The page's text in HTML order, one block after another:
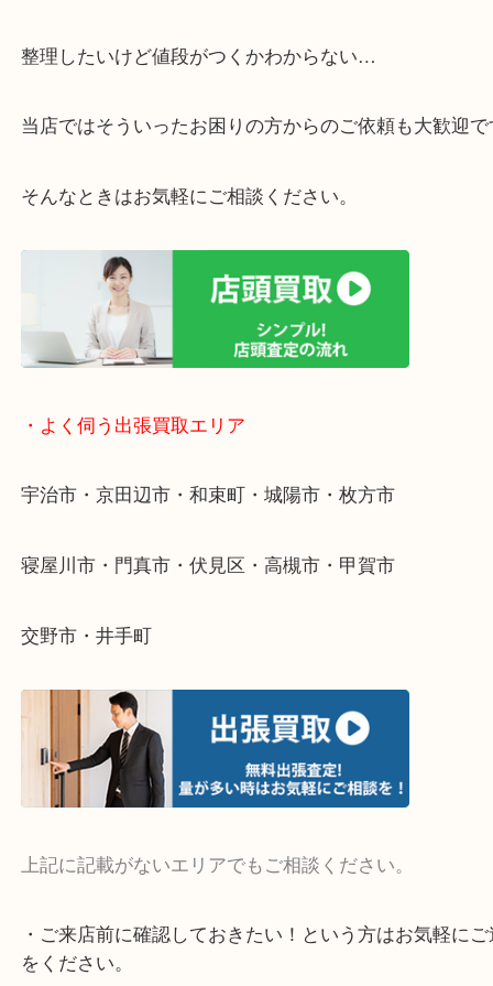
・ご相談はお気軽に
終活・遺品整理・生前整理・断捨離・引っ越し
物を整理するケースは年々増えています。
整理したいけど値段がつくかわからない…
当店ではそういったお困りの方からのご依頼も大歓
そんなときはお気軽にご相談ください。
・よく伺う出張買取エリア
寝屋川市・門真市・伏見区・高槻市・甲賀市